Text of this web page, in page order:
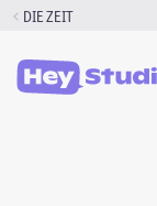
DIE ZEIT